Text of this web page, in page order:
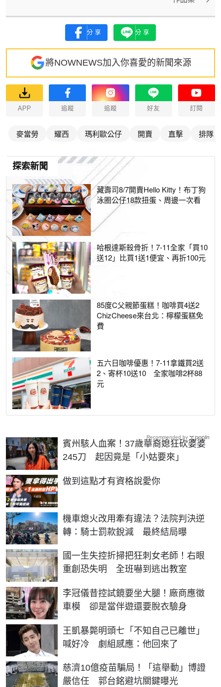
分享 分享
將NOWNEWS加入你喜愛的新聞來源
APP 追蹤 追蹤 好友 訂閱
麥當勞 耀西 瑪利歐公仔 開賣 直擊 排隊
探索新聞
藏壽司8/7開賣Hello Kitty！布丁狗
泳圈公仔18款扭蛋、周邊一次看
哈根達斯殺骨折！7-11全家「買10
送12」比買1送1便宜、再折100元
85度C父親節蛋糕！咖啡買4送2
ChizCheese來台北：檸檬蛋糕免
費
五六日咖啡優惠！7-11拿鐵買2送
2、寄杯10送10 全家咖啡2杯88
元
賓州駭人血案！37歲華裔媳狂砍婆婆
245刀 起因竟是「小姑要來」
做到這點才有資格說愛你
PR
機車熄火改用牽有違法？法院判決逆
轉：騎士罰款銳減 最終結局曝
國一生失控折掃把狂刺女老師！右眼
重創恐失明 全班嚇到逃出教室
李冠儀昔控試鏡要坐大腿！廠商應徵
車模 卻是當伴遊還要脫衣驗身
王凱暴斃明頭七「不知自己已離世」
喊好冷 劇組感應：他回來了
慈濟10億疫苗騙局！「這舉動」博證
嚴信任 郭台銘避坑關鍵曝光
Recommended by